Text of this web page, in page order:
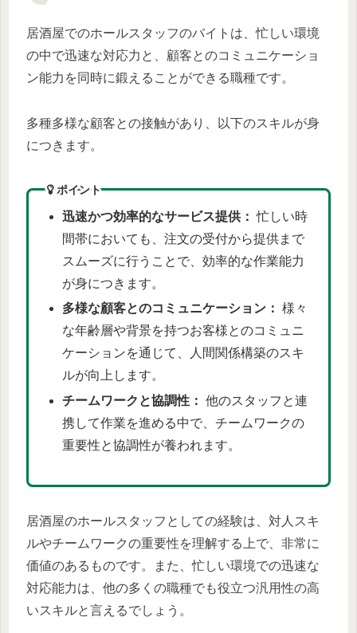
居酒屋でのホールスタッフのバイトは、忙しい環境
の中で迅速な対応力と、顧客とのコミュニケーショ
ン能力を同時に鍛えることができる職種です。
多種多様な顧客との接触があり、以下のスキルが身
につきます。
ポイント
迅速かつ効率的なサービス提供： 忙しい時
間帯においても、注文の受付から提供まで
スムーズに行うことで、効率的な作業能力
が身につきます。
多様な顧客とのコミュニケーション： 様々
な年齢層や背景を持つお客様とのコミュニ
ケーションを通じて、人間関係構築のスキ
ルが向上します。
チームワークと協調性： 他のスタッフと連
携して作業を進める中で、チームワークの
重要性と協調性が養われます。
居酒屋のホールスタッフとしての経験は、対人スキ
ルやチームワークの重要性を理解する上で、非常に
価値のあるものです。また、忙しい環境での迅速な
対応能力は、他の多くの職種でも役立つ汎用性の高
いスキルと言えるでしょう。